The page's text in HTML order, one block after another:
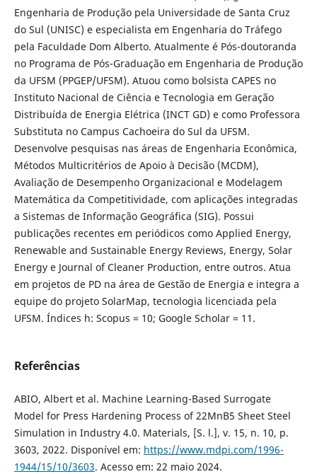
Engenharia de Produção pela Universidade de Santa Cruz
do Sul (UNISC) e especialista em Engenharia do Tráfego
pela Faculdade Dom Alberto. Atualmente é Pós-doutoranda
no Programa de Pós-Graduação em Engenharia de Produção
da UFSM (PPGEP/UFSM). Atuou como bolsista CAPES no
Instituto Nacional de Ciência e Tecnologia em Geração
Distribuída de Energia Elétrica (INCT GD) e como Professora
Substituta no Campus Cachoeira do Sul da UFSM.
Desenvolve pesquisas nas áreas de Engenharia Econômica,
Métodos Multicritérios de Apoio à Decisão (MCDM),
Avaliação de Desempenho Organizacional e Modelagem
Matemática da Competitividade, com aplicações integradas
a Sistemas de Informação Geográfica (SIG). Possui
publicações recentes em periódicos como Applied Energy,
Renewable and Sustainable Energy Reviews, Energy, Solar
Energy e Journal of Cleaner Production, entre outros. Atua
em projetos de PD na área de Gestão de Energia e integra a
equipe do projeto SolarMap, tecnologia licenciada pela
UFSM. Índices h: Scopus = 10; Google Scholar = 11.
Referências
ABIO, Albert et al. Machine Learning-Based Surrogate
Model for Press Hardening Process of 22MnB5 Sheet Steel
Simulation in Industry 4.0. Materials, [S. l.], v. 15, n. 10, p.
3603, 2022. Disponível em: https://www.mdpi.com/1996-
1944/15/10/3603. Acesso em: 22 maio 2024.